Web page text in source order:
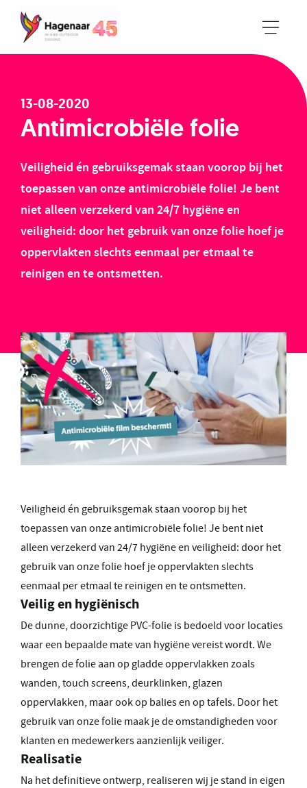
13-08-2020
Antimicrobiële folie
Veiligheid én gebruiksgemak staan voorop bij het
toepassen van onze antimicrobiële folie! Je bent
niet alleen verzekerd van 24/7 hygiëne en
veiligheid: door het gebruik van onze folie hoef je
oppervlakten slechts eenmaal per etmaal te
reinigen en te ontsmetten.
Veiligheid én gebruiksgemak staan voorop bij het
toepassen van onze antimicrobiële folie! Je bent niet
alleen verzekerd van 24/7 hygiëne en veiligheid: door het
gebruik van onze folie hoef je oppervlakten slechts
eenmaal per etmaal te reinigen en te ontsmetten.
Veilig en hygiënisch
De dunne, doorzichtige PVC-folie is bedoeld voor locaties
waar een bepaalde mate van hygiëne vereist wordt. We
brengen de folie aan op gladde oppervlakken zoals
wanden, touch screens, deurklinken, glazen
oppervlakken, maar ook op balies en op tafels. Door het
gebruik van onze folie maak je de omstandigheden voor
klanten en medewerkers aanzienlijk veiliger.
Realisatie
Na het definitieve ontwerp, realiseren wij je stand in eigen